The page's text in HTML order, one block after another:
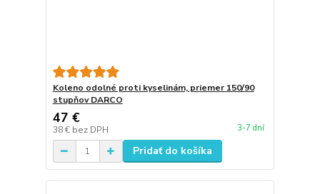
Koleno odolné proti kyselinám, priemer 150/90
stupňov DARCO
47 €
38 € bez DPH 3-7 dní
Pridať do košíka